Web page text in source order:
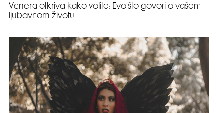
Venera otkriva kako volite: Evo što govori o vašem
ljubavnom životu